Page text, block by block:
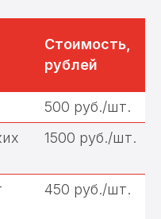
Стоимость,
рублей
500 руб./шт.
1500 руб./шт.
450 руб./шт.